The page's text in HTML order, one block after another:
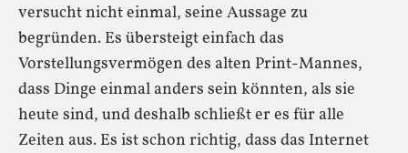
versucht nicht einmal, seine Aussage zu
begründen. Es übersteigt einfach das
Vorstellungsvermögen des alten Print-Mannes,
dass Dinge einmal anders sein könnten, als sie
heute sind, und deshalb schließt er es für alle
Zeiten aus. Es ist schon richtig, dass das Internet